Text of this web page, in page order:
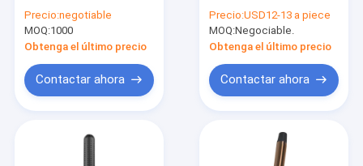
cabello rodillos de
lana de onda
ajustables
Precio:negotiable
MOQ:1000
Obtenga el último precio
Contactar ahora
tecnología de iones
negativos de alta
concentración
Precio:USD12-13 a piece
MOQ:Negociable.
Obtenga el último precio
Contactar ahora